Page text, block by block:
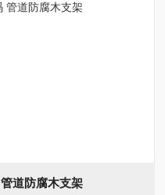
道防腐木支架